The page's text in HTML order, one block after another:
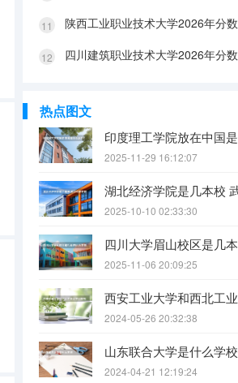
热点图文
2025-11-29 16:12:07
2025-10-10 02:33:30
2025-11-06 20:09:25
2024-05-26 20:32:38
山东联合大学是什么学校
2024-04-21 12:19:24